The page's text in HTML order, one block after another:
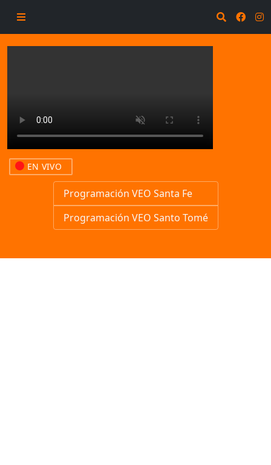
EN VIVO
Programación VEO Santa Fe
Programación VEO Santo Tomé